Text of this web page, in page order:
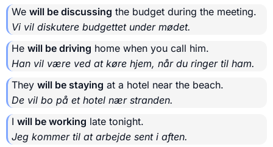
We will be discussing the budget during the meeting.
Vi vil diskutere budgettet under mødet.
He will be driving home when you call him.
Han vil være ved at køre hjem, når du ringer til ham.
They will be staying at a hotel near the beach.
De vil bo på et hotel nær stranden.
I will be working late tonight.
Jeg kommer til at arbejde sent i aften.